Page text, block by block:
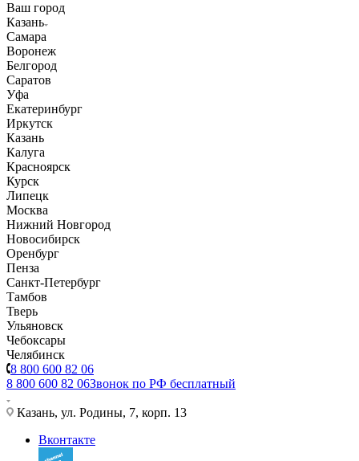
Ваш город
Казань
Самара
Воронеж
Белгород
Саратов
Уфа
Екатеринбург
Иркутск
Казань
Калуга
Красноярск
Курск
Липецк
Москва
Нижний Новгород
Новосибирск
Оренбург
Пенза
Санкт-Петербург
Тамбов
Тверь
Ульяновск
Чебоксары
Челябинск
8 800 600 82 06
8 800 600 82 06Звонок по РФ бесплатный
Казань, ул. Родины, 7, корп. 13
Вконтакте